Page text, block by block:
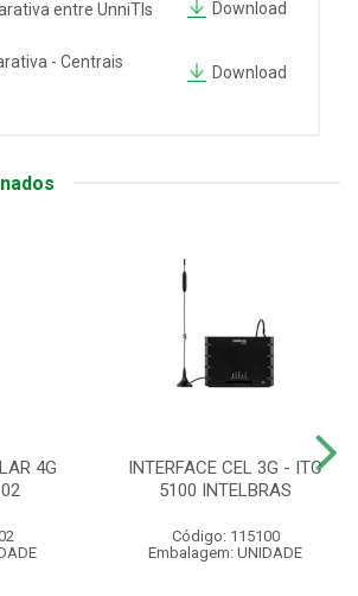
entre UnniTIs Download
- Centrais
Download
4G
INTERFACE CEL 3G - ITC
5100 INTELBRAS
Código: 115100
Embalagem: UNIDADE